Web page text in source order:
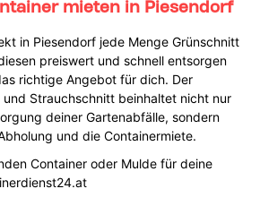
mieten in Piesendorf
in Piesendorf jede Menge Grünschnitt
preiswert und schnell entsorgen
richtige Angebot für dich. Der
Strauchschnitt beinhaltet nicht nur
deiner Gartenabfälle, sondern
und die Containermiete.
Container oder Mulde für deine